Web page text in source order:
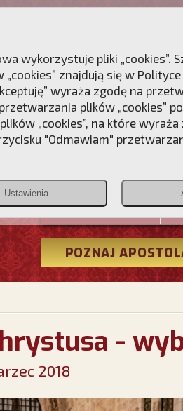
Christiana
POZNAJ
-
2018
wykorzystuje pliki „cookies”.
znajdują się w
wyraża zgodę na
plików „cookies”
„cookies”, na które wyraża
"Odmawiam"
Ustawienia